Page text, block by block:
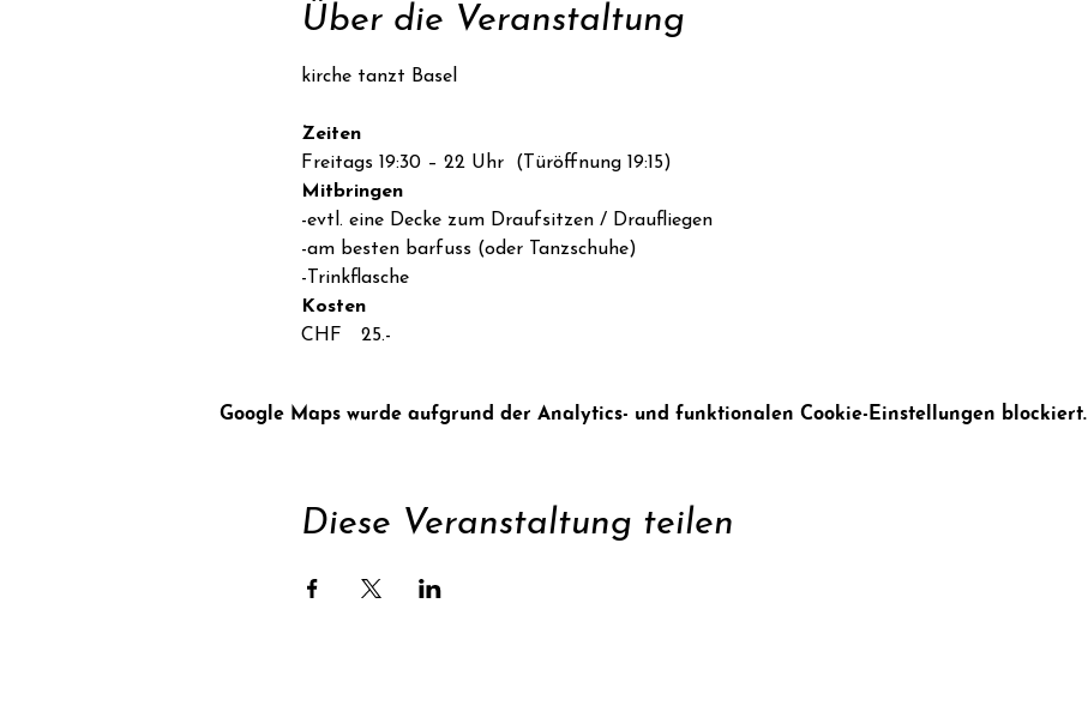
Über die Veranstaltung
Zeiten
Freitags 19:30 – 22 Uhr  (Türöffnung 19:15)
Mitbringen
-evtl. eine Decke zum Draufsitzen / Draufliegen
-am besten barfuss (oder Tanzschuhe)
-Trinkflasche
Kosten
CHF  25.-
Google Maps wurde aufgrund der Analytics- und funktionalen Cookie-Einstellungen blockiert.
Diese Veranstaltung teilen